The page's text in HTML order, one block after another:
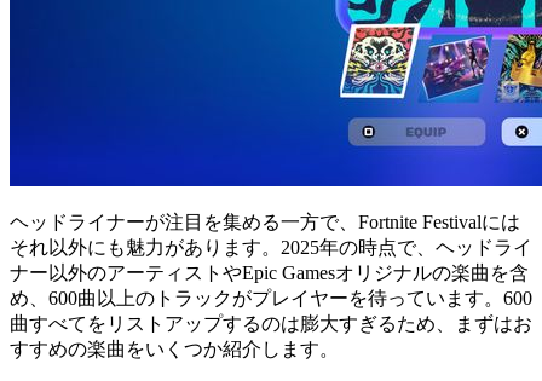
ヘッドライナーが注目を集める一方で、Fortnite Festivalには
それ以外にも魅力があります。2025年の時点で、ヘッドライ
ナー以外のアーティストやEpic Gamesオリジナルの楽曲を含
め、600曲以上のトラックがプレイヤーを待っています。600
曲すべてをリストアップするのは膨大すぎるため、まずはお
すすめの楽曲をいくつか紹介します。